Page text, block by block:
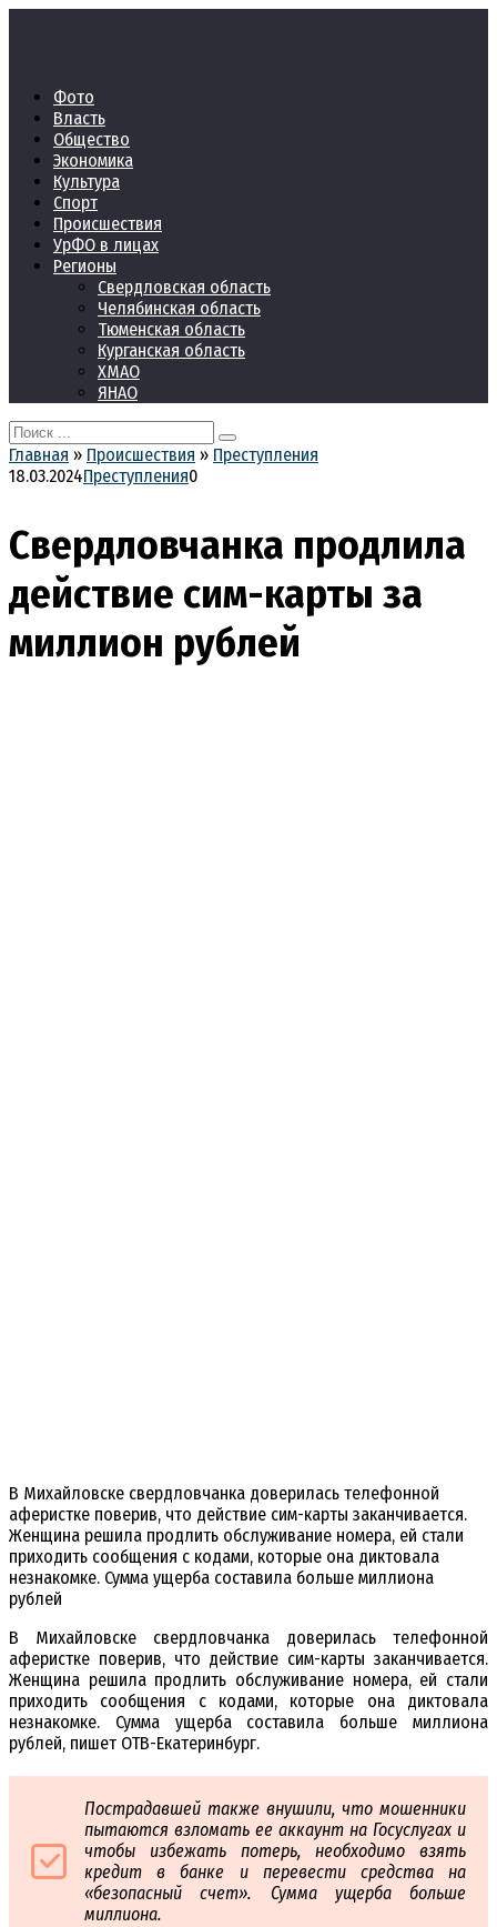
Фото
Власть
Общество
Экономика
Культура
Спорт
Происшествия
УрФО в лицах
Регионы
Свердловская область
Челябинская область
Тюменская область
Курганская область
ХМАО
ЯНАО
Search
for:
Главная » Происшествия » Преступления
18.03.2024Преступления0
Свердловчанка продлила
действие сим-карты за
миллион рублей
В Михайловске свердловчанка доверилась телефонной
аферистке поверив, что действие сим-карты заканчивается.
Женщина решила продлить обслуживание номера, ей стали
приходить сообщения с кодами, которые она диктовала
незнакомке. Сумма ущерба составила больше миллиона
рублей
В Михайловске свердловчанка доверилась телефонной
аферистке поверив, что действие сим-карты заканчивается.
Женщина решила продлить обслуживание номера, ей стали
приходить сообщения с кодами, которые она диктовала
незнакомке. Сумма ущерба составила больше миллиона
рублей, пишет ОТВ-Екатеринбург.
Пострадавшей также внушили, что мошенники
пытаются взломать ее аккаунт на Госуслугах и
чтобы избежать потерь, необходимо взять
кредит в банке и перевести средства на
«безопасный счет». Сумма ущерба больше
миллиона.